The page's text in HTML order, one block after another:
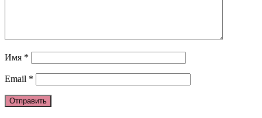
Имя *
Email *